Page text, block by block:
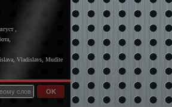
,
Vladislavs, Mudīte
OK